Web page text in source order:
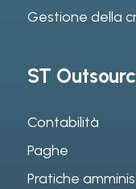
Gestione della
ST
Contabilità
Paghe
Pratiche